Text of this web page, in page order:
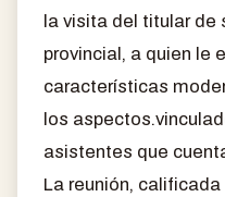
la visita del titular de
provincial, a quien le
características
los
asistentes que
La reunión,